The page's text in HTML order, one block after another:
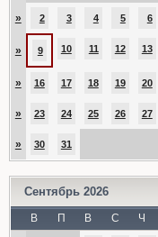
» 2 3 4 5 6
» 9 10 11 12 13
» 16 17 18 19 20
» 23 24 25 26 27
» 30 31
Сентябрь 2026
В П В С Ч